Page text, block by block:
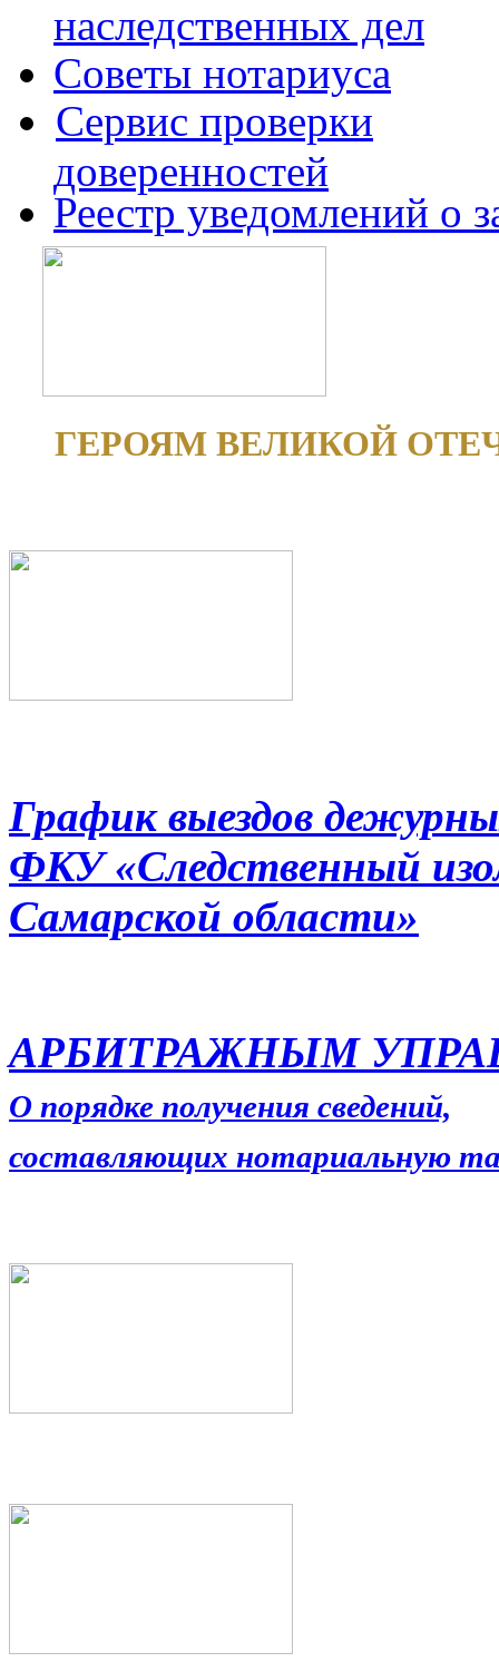
наследственных дел
Советы нотариуса
Сервис проверки
доверенностей
Реестр уведомлений о
ГЕРОЯМ ВЕЛИКОЙ
График выездов
ФКУ «Следственный
Самарской области»
АРБИТРАЖНЫМ
О порядке получения сведений,
составляющих нотариальную